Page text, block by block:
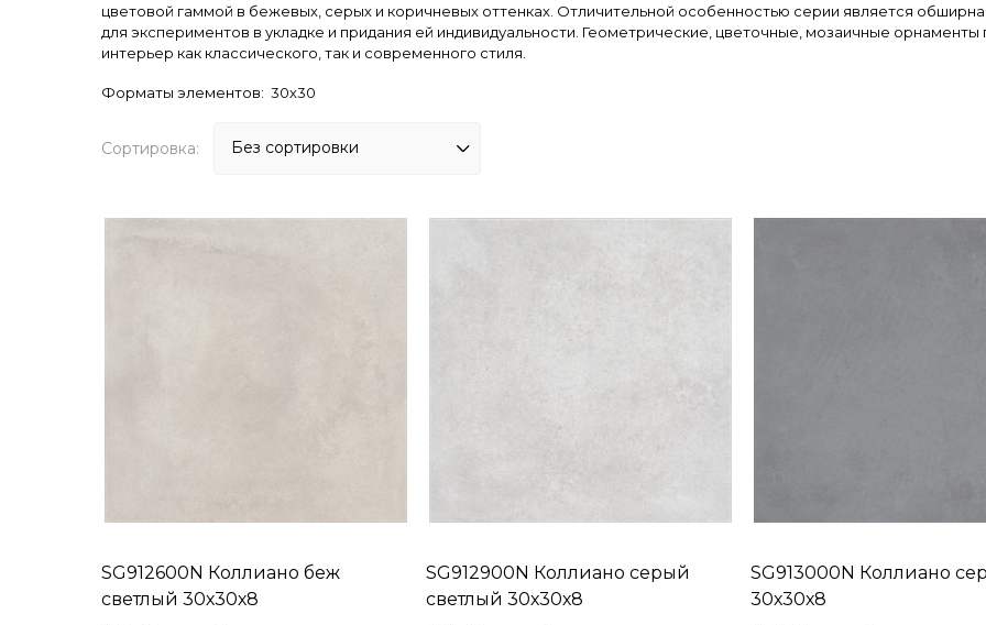
цветовой гаммой в бежевых, серых и коричневых оттенках. Отличительной особенностью серии является
для экспериментов в укладке и придания ей индивидуальности. Геометрические, цветочные, мозаичные
интерьер как классического, так и современного стиля.
Форматы элементов: 30х30
Сортировка:
SG912600N Коллиано беж
светлый 30х30х8
SG912900N Коллиано серый
светлый 30х30х8
SG913000N Коллиано
30х30х8